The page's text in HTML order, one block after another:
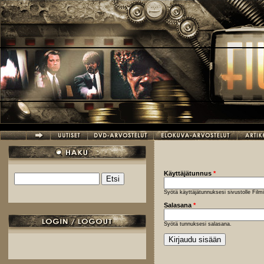
Hyppää pääsisältöön
Hakulomake
Käyttäjätunnus *
Syötä käyttäjätunnuksesi sivustolle
Salasana *
Syötä tunnuksesi salasana.